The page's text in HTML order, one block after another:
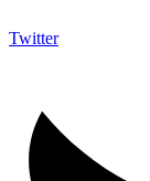
Twitter